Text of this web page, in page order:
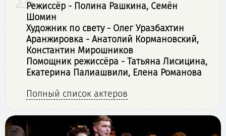
Режиссёр - Полина Рашкина, Семён
Шомин
Художник по свету - Олег Уразбахтин
Аранжировка - Анатолий Кормановский,
Константин Мирошников
Помощник режиссёра - Татьяна Лисицина,
Екатерина Палиашвили, Елена Романова
Полный список актеров